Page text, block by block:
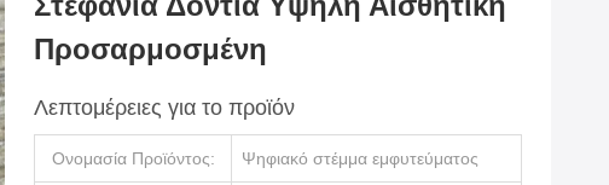
Προσαρμοσμένη
Λεπτομέρειες για το προϊόν
Ονομασία Προϊόντος: Ψηφιακό στέμμα εμφυτεύματος